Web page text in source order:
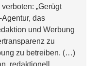
„Gerügt
das
und Werbung
zu
zu betreiben. (…)
redaktionell